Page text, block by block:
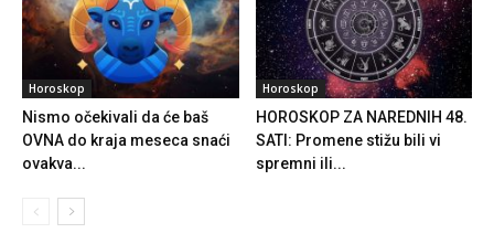
Horoskop
Nismo očekivali da će baš
OVNA do kraja meseca snaći
ovakva...
Horoskop
HOROSKOP ZA NAREDNIH 48.
SATI: Promene stižu bili vi
spremni ili...